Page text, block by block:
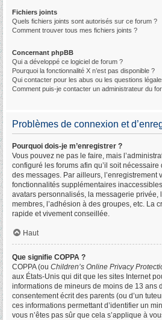
Fichiers joints
Quels fichiers joints sont autorisés sur ce forum ?
Comment trouver tous mes fichiers joints ?
Concernant phpBB
Qui a développé ce logiciel de forum ?
Pourquoi la fonctionnalité X n’est pas disponible ?
Qui contacter pour les abus ou les questions
Comment puis-je contacter un administrateur du
Problèmes de connexion et
Pourquoi dois-je m’enregistrer ?
Vous pouvez ne pas le faire, mais
configuré les forums afin qu’il soit nécessaire
des messages. Par ailleurs, l’enregistrement
fonctionnalités supplémentaires
avatars personnalisés, la messagerie privée,
membres, l’adhésion à des groupes, etc. La
rapide et vivement conseillée.
Haut
Que signifie COPPA ?
COPPA (ou Children’s Online Privacy
aux États-Unis qui dit que les sites Internet
informations de mineurs de moins de 13 ans
consentement écrit des parents (ou d’un
ces informations permettant d’identifier un
vous n’êtes pas sûr que cela s’applique à